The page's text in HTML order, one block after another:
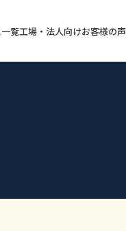
覧工場・法人向けお客様の声